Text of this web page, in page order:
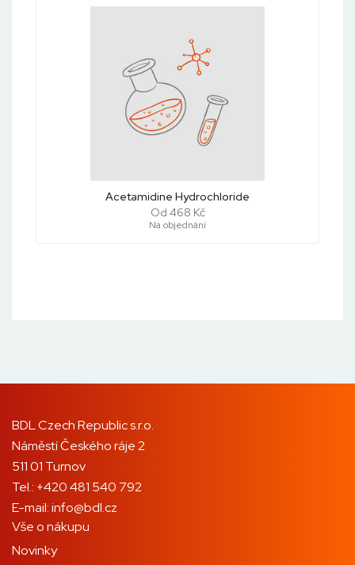
Acetamidine Hydrochloride
Od 468 Kč
Na objednání
BDL Czech Republic s.r.o.
Náměstí Českého ráje 2
511 01 Turnov
Tel.: +420 481 540 792
E-mail:info@bdl.cz
Vše o nákupu
Novinky